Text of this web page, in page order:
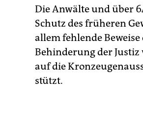
Die Anwälte und über
Schutz des früheren
allem fehlende
Behinderung der Justiz
auf die
stützt.